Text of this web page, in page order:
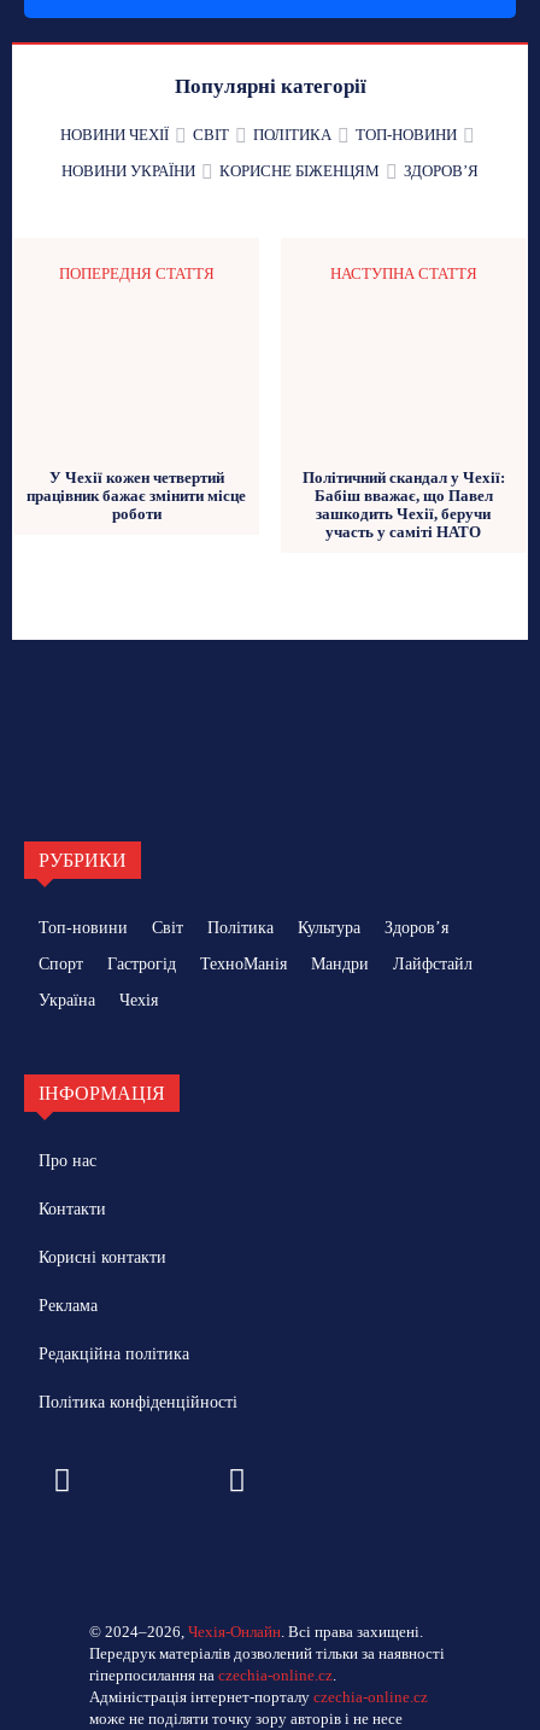
Популярні категорії
НОВИНИ ЧЕХІЇ СВІТ ПОЛІТИКА
ТОП-НОВИНИ
НОВИНИ УКРАЇНИ
КОРИСНЕ БІЖЕНЦЯМ ЗДОРОВʼЯ
ПОПЕРЕДНЯ СТАТТЯ
У Чехії кожен четвертий
працівник бажає змінити місце
роботи
НАСТУПНА СТАТТЯ
Політичний скандал у Чехії:
Бабіш вважає, що Павел
зашкодить Чехії, беручи
участь у саміті НАТО
РУБРИКИ
Топ-новини Світ Політика Культура
Здоровʼя
Спорт
Гастрогід ТехноМанія Мандри
Лайфстайл
Україна
Чехія
ІНФОРМАЦІЯ
Про нас
Контакти
Корисні контакти
Реклама
Редакційна політика
Політика конфіденційності
© 2024–2026,Чехія-Онлайн. Всі права захищені.
Передрук матеріалів дозволений тільки за наявності
гіперпосилання наczechia-online.cz.
Адміністрація інтернет-порталуczechia-online.cz
може не поділяти точку зору авторів і не несе